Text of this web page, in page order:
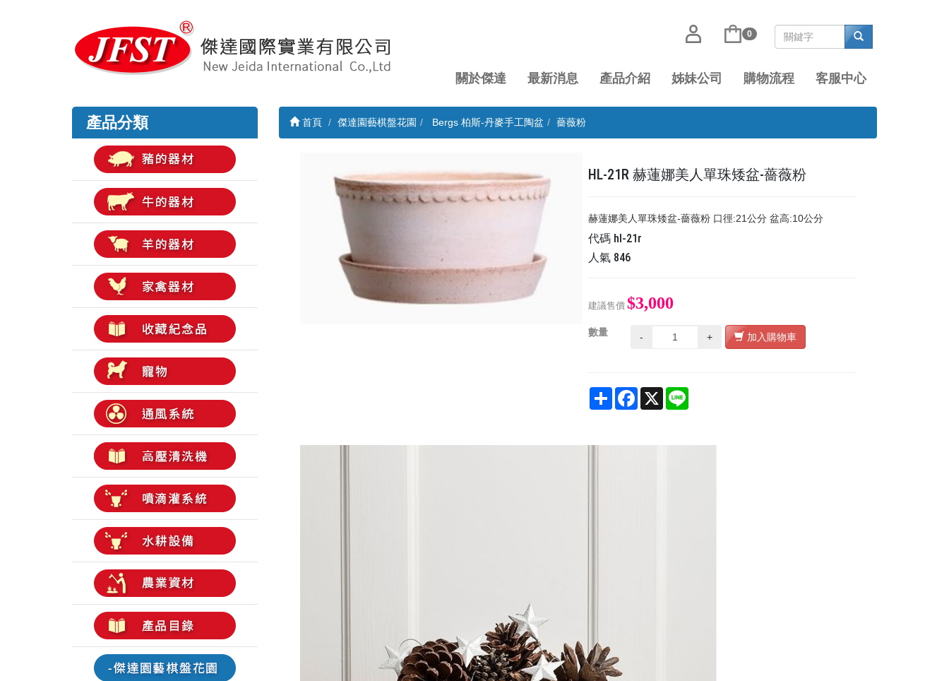
0
關於傑達 最新消息 產品介紹 姊妹公司 購物流程 客服中心
產品分類 首頁 傑達園藝棋盤花園 Bergs 柏斯-丹麥手工陶盆 薔薇粉
HL-21R 赫蓮娜美人單珠矮盆-薔薇粉
赫蓮娜美人單珠矮盆-薔薇粉 口徑:21公分 盆高:10公分
代碼 hl-21r
人氣 846
建議售價 $3,000
數量 - + 加入購物車
Share Facebook
X